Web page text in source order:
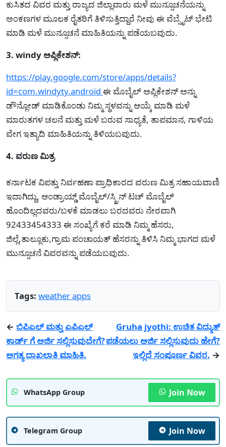
ಕುಸಿತದ ವಿವರ ಮತ್ತು ರಾಜ್ಯದ ಜಿಲ್ಲಾವಾರು ಮಳೆ ಮುನ್ಸೂಚನೆಯನ್ನು
ಅಂಕಣಗಳ ಮೂಲಕ ರೈತರಿಗೆ ತಿಳಿಸುತ್ತಿದ್ದಾರೆ ನೀವು ಈ ವೆಬ್ಸೈಟ್ ಭೇಟಿ
ಮಾಡಿ ಮಳೆ ಮುನ್ಸೂಚನೆ ಮಾಹಿತಿಯನ್ನು ಪಡೆಯಬವುದು.
3. windy ಅಪ್ಲಿಕೇಶನ್:
https://play.google.com/store/apps/details?
id=com.windyty.android ಈ ಮೊಬೈಲ್ ಅಪ್ಲಿಕೇಶನ್ ಅನ್ನು
ಡೌನ್ಲೋಡ್ ಮಾಡಿಕೊಂಡು ನಿಮ್ಮ ಸ್ಥಳವನ್ನು ಆಯ್ಕೆ ಮಾಡಿ ಮಳೆ
ಮಾರುತಗಳ ಚಲನೆ ಮತ್ತು ಮಳೆ ಬರುವ ಸಾಧ್ಯತೆ, ತಾಪಮಾನ, ಗಾಳಿಯ
ವೇಗ ಇತ್ಯಾದಿ ಮಾಹಿತಿಯನ್ನು ತಿಳಿಯಬವುದು.
4. ವರುಣ ಮಿತ್ರ
ಕರ್ನಾಟಕ ವಿಪತ್ತು ನಿರ್ವಹಣಾ ಪ್ರಾಧಿಕಾರದ ವರುಣ ಮಿತ್ರ ಸಹಾಯವಾಣಿ
ಇದಾಗಿದ್ದು, ಆಂಡ್ರಾಯ್ಡ್ ಮೊಬೈಲ್/ಸ್ಕ್ರಿನ್ ಟಚ್ ಮೊಬೈಲ್
ಹೊಂದಿಲ್ಲದವರು/ಬಳಕೆ ಮಾಡಲು ಬರದವರು ನೇರವಾಗಿ
92433454333 ಈ ಸಂಖ್ಯೆಗೆ ಕರೆ ಮಾಡಿ ನಿಮ್ಮ ಹೆಸರು,
ಜಿಲ್ಲೆ,ತಾಲ್ಲೂಕು,ಗ್ರಾಮ ಪಂಚಾಯತ್ ಹೆಸರನ್ನು ತಿಳಿಸಿ ನಿಮ್ಮ ಭಾಗದ ಮಳೆ
ಮುನ್ಸೂಚನೆ ವಿವರವನ್ನು ಪಡೆಯಬವುದು.
Tags: weather apps
← ಬಿಪಿಎಲ್ ಮತ್ತು ಎಪಿಎಲ್
ಕಾರ್ಡ್ ಗೆ ಅರ್ಜಿ ಸಲ್ಲಿಸುವುದೇಗೆ?
ಅಗತ್ಯ ದಾಖಲಾತಿ ಮಾಹಿತಿ.
Gruha jyothi: ಉಚಿತ ವಿದ್ಯುತ್
ಪಡೆಯಲು ಅರ್ಜಿ ಸಲ್ಲಿಸುವುದು ಹೇಗೆ?
ಇಲ್ಲಿದೆ ಸಂಪೂರ್ಣ ವಿವರ. →
WhatsApp Group Join Now
Telegram Group Join Now